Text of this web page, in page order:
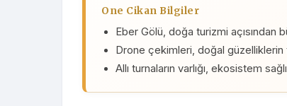
One Cikan Bilgiler
Eber Gölü, doğa turizmi açısından
Drone çekimleri, doğal güzelliklerin
Allı turnaların varlığı, ekosistem